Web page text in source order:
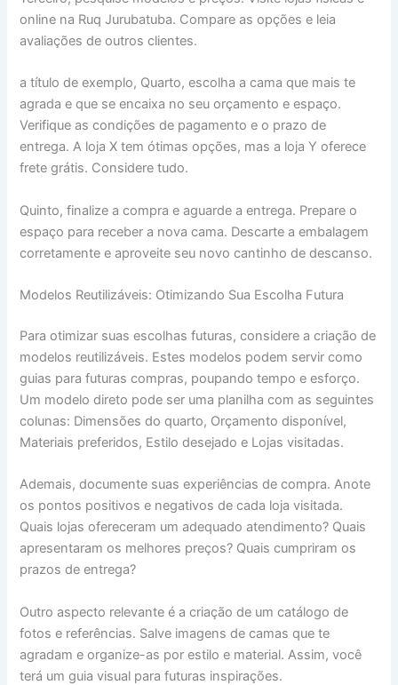
online na Ruq Jurubatuba. Compare as opções e leia
avaliações de outros clientes.
a título de exemplo, Quarto, escolha a cama que mais te
agrada e que se encaixa no seu orçamento e espaço.
Verifique as condições de pagamento e o prazo de
entrega. A loja X tem ótimas opções, mas a loja Y oferece
frete grátis. Considere tudo.
Quinto, finalize a compra e aguarde a entrega. Prepare o
espaço para receber a nova cama. Descarte a embalagem
corretamente e aproveite seu novo cantinho de descanso.
Modelos Reutilizáveis: Otimizando Sua Escolha Futura
Para otimizar suas escolhas futuras, considere a criação de
modelos reutilizáveis. Estes modelos podem servir como
guias para futuras compras, poupando tempo e esforço.
Um modelo direto pode ser uma planilha com as seguintes
colunas: Dimensões do quarto, Orçamento disponível,
Materiais preferidos, Estilo desejado e Lojas visitadas.
Ademais, documente suas experiências de compra. Anote
os pontos positivos e negativos de cada loja visitada.
Quais lojas ofereceram um adequado atendimento? Quais
apresentaram os melhores preços? Quais cumpriram os
prazos de entrega?
Outro aspecto relevante é a criação de um catálogo de
fotos e referências. Salve imagens de camas que te
agradam e organize-as por estilo e material. Assim, você
terá um guia visual para futuras inspirações.